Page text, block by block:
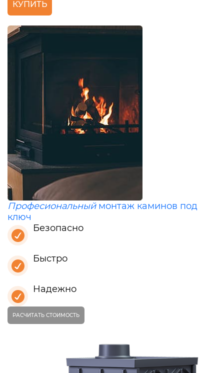
КУПИТЬ
Професиональныймонтаж каминов под
ключ
Безопасно
Быстро
Надежно
РАСЧИТАТЬ СТОИМОСТЬ